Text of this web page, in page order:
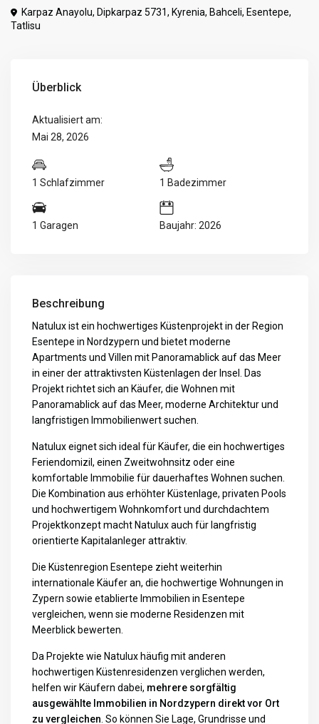
Karpaz Anayolu, Dipkarpaz 5731, Kyrenia, Bahceli, Esentepe,
Tatlisu
Überblick
Aktualisiert am:
Mai 28, 2026
1 Schlafzimmer 1 Badezimmer
1 Garagen Baujahr: 2026
Beschreibung
Natulux ist ein hochwertiges Küstenprojekt in der Region
Esentepe in Nordzypern und bietet moderne
Apartments und Villen mit Panoramablick auf das Meer
in einer der attraktivsten Küstenlagen der Insel. Das
Projekt richtet sich an Käufer, die Wohnen mit
Panoramablick auf das Meer, moderne Architektur und
langfristigen Immobilienwert suchen.
Natulux eignet sich ideal für Käufer, die ein hochwertiges
Feriendomizil, einen Zweitwohnsitz oder eine
komfortable Immobilie für dauerhaftes Wohnen suchen.
Die Kombination aus erhöhter Küstenlage, privaten Pools
und hochwertigem Wohnkomfort und durchdachtem
Projektkonzept macht Natulux auch für langfristig
orientierte Kapitalanleger attraktiv.
Die Küstenregion Esentepe zieht weiterhin
internationale Käufer an, die hochwertigeWohnungen in
Zypern sowie etablierte Immobilien in Esentepe
vergleichen, wenn sie moderne Residenzen mit
Meerblick bewerten.
Da Projekte wie Natulux häufig mit anderen
hochwertigen Küstenresidenzen verglichen werden,
helfen wir Käufern dabei, mehrere sorgfältig
ausgewählte Immobilien in Nordzypern direkt vor Ort
zu vergleichen . So können Sie Lage, Grundrisse und